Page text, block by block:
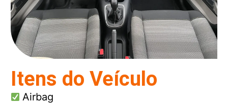
Itens do Veículo
Airbag